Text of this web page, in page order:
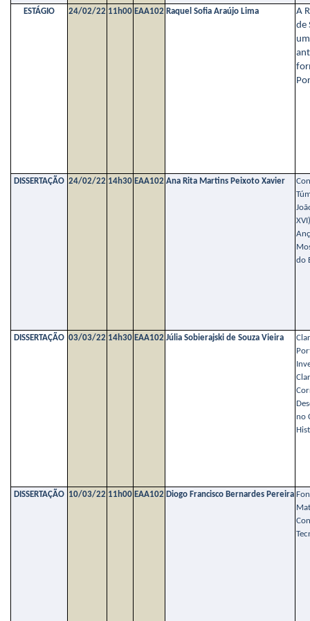
ESTÁGIO 24/02/22 11h00 EAA102 Raquel Sofia Araújo Lima
A
de
DISSERTAÇÃO 24/02/22 14h30 EAA102 Ana Rita Martins Peixoto Xavier
do
DISSERTAÇÃO 03/03/22 14h30 EAA102 Júlia Sobierajski de Souza Vieira
no
DISSERTAÇÃO 10/03/22 11h00 EAA102 Diogo Francisco Bernardes Pereira